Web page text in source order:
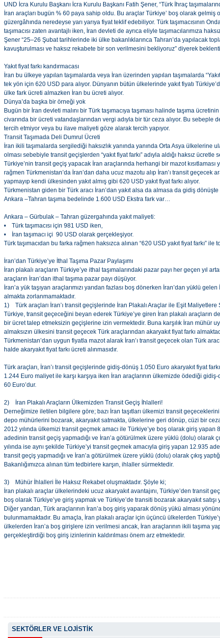
UND İcra Kurulu Başkanı İcra Kurulu Başkanı Fatih Şener, “Türk İhraç
İran araçları bugün % 60 paya sahip oldu. Bu araçlar Türkiye’ boş olarak gelmiş
güzergâhında neredeyse yarı yarıya fiyat teklif edebiliyor. Türk taşımacısının
taşımacısı zaten avantajlı iken, İran devleti de ayrıca eliyle taşımacılarımıza
Şener “25–26 Şubat tarihlerinde iki ülke bakanlıklarınca Tahran’da yapılacak
kavuşturulması ve haksız rekabete bir son verilmesini bekliyoruz” diyerek
Yakıt fiyat farkı kandırmacası
İran bu ülkeye yapılan taşımalarda veya İran üzerinden yapılan taşımalarda
tek yön için 620 USD para alıyor. Dünyanın bütün ülkelerinde yakıt fiyatı
ülke fark ücreti almazken İran bu ücreti alıyor.
Dünya’da başka bir örneği yok
Bugün bir İran devleti malını bir Türk taşımacıya taşıması halinde taşıma
civarında bir ücreti vatandaşlarından vergi adıyla bir tür ceza alıyor. Bu sebeple
tercih etmiyor veya bu ilave maliyeti göze alarak tercih yapıyor.
Transit Taşımada Deli Dumrul Ücreti
İran ikili taşımalarda sergilediği haksızlık yanında yanında Orta Asya ülkelerine
olması sebebiyle transit geçişlerden “yakıt fiyat farkı” adıyla aldığı haksız ücretle
Türkiye’nin transit geçiş yapacak İran araçlarında herhangi bir mazot
rağmen Türkmenistan’da İran’dan daha ucuz mazotu alıp İran’ı transit geçecek
yapmayıp kendi ülkesinden yakıt almış gibi 620 USD yakıt fiyat farkı alıyor.
Türkmenistan giden bir Türk aracı İran’dan yakıt alsa da almasa da gidiş
Ankara –Tahran taşıma bedelinde 1.600 USD Ekstra fark var…
Ankara – Gürbulak – Tahran güzergahında yakıt maliyeti:
• Türk taşımacısı için 981 USD iken,
• İran taşımacı içi 90 USD olarak gerçekleşiyor.
Türk taşımacıdan bu farka rağmen haksızca alınan “620 USD yakıt fiyat farkı”
İran’dan Türkiye’ye İthal Taşıma Pazar Paylaşımı
İran plakalı araçların Türkiye’ye ithal taşımalarındaki pazar payı her geçen yıl
araçların İran’dan ithal taşıma pazar payı düşüyor.
İran’a yük taşıyan araçlarımızı yarıdan fazlası boş dönerken İran’dan yüklü
almakta zorlanmamaktadır.
1) Türk araçları İran’ı transit geçişlerinde İran Plakalı Araçlar ile Eşit Maliyetlere
Türkiye, transit geçeceğini beyan ederek Türkiye’ye giren İran plakalı araçların
bir ücret talep etmeksizin geçişlerine izin vermektedir. Buna karşılık İran mühür
almaksızın ülkesini transit geçecek Türk araçlarından akaryakıt fiyat farkı
Türkmenistan’dan uygun fiyatla mazot alarak İran’ı transit geçecek olan Türk
halde akaryakıt fiyat farkı ücreti alınmasıdır.
Türk araçları, İran’ı transit geçişlerinde gidiş-dönüş 1.050 Euro akaryakıt fiyat
1.244 Euro maliyet ile karşı karşıya iken İran araçlarının ülkemizde ödediği
60 Euro’dur.
2) İran Plakalı Araçların Ülkemizden Transit Geçiş İhlalleri!
Derneğimize iletilen bilgilere göre; bazı İran taşıtları ülkemizi transit
depo mühürlerini bozarak, akaryakıt satmakta, ülkelerine geri dönüp, cüzi bir
2012 yılında ülkemizi transit geçmek amacı ile Türkiye’ye boş olarak giriş yapan
adedinin transit geçiş yapmadığı ve İran’a götürülmek üzere yüklü (dolu) olarak
yılında ise aynı şekilde Türkiye’yi transit geçmek amacıyla giriş yapan 12.935
transit geçiş yapmadığı ve İran’a götürülmek üzere yüklü (dolu) olarak çıkış
Bakanlığımızca alınan tüm tedbirlere karşın, ihlaller sürmektedir.
3) Mühür İhlalleri İle Haksız Rekabet oluşmaktadır. Şöyle ki;
İran plakalı araçlar ülkelerindeki ucuz akaryakıt avantajını, Türkiye’den transit
boş olarak Türkiye’ye giriş yapmak ve Türkiye’de transiti bozarak akaryakıt
Diğer yandan, Türk araçlarının İran’a boş giriş yaparak dönüş yükü alması
bulunmamaktadır. Bu amaçla, İran plakalı araçlar için üçüncü ülkelerden
ülkelerden İran’a boş girişlere izin verilmesi ancak, İran araçlarının ikili taşıma
gerçekleştirdiği boş giriş izinlerinin kaldırılması önem arz etmektedir.
SEKTÖRLER VE LOJİSTİK